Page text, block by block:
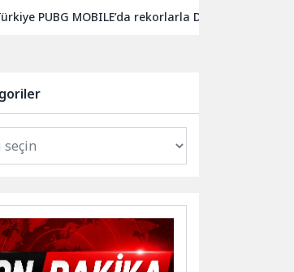
PUBG MOBILE’da rekorlarla Dünya Kupası